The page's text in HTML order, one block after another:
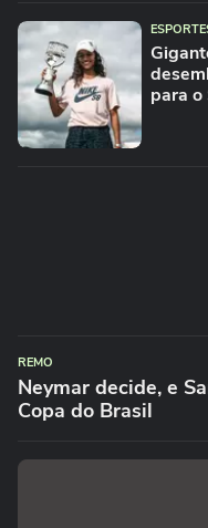
para o
REMO
Neymar decide, e
Copa do Brasil